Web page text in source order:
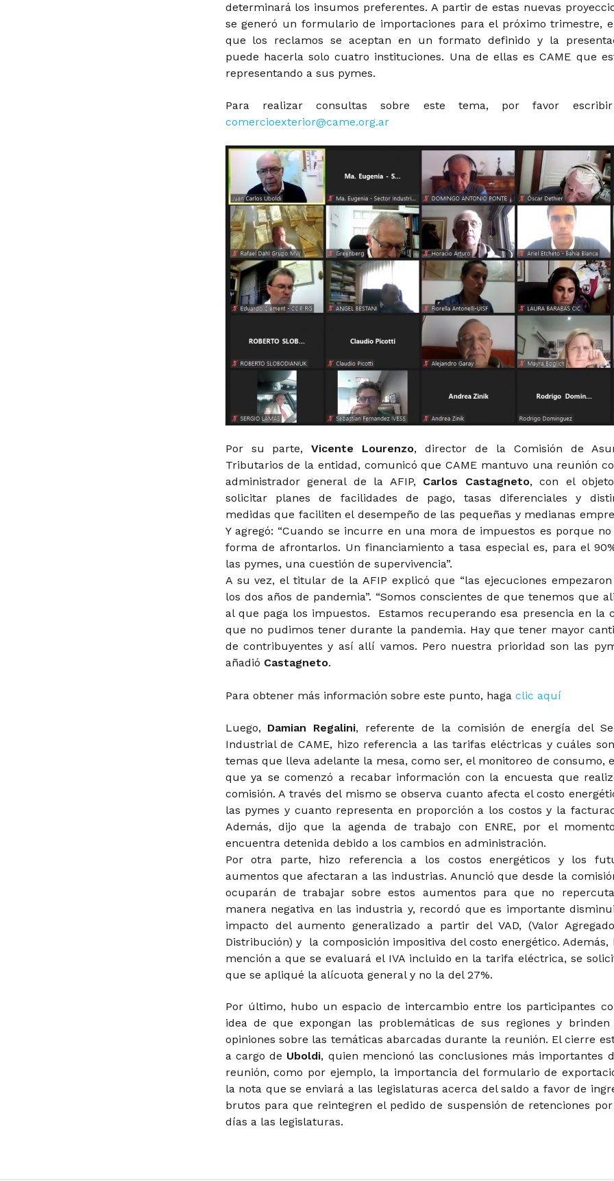
determinará los insumos preferentes. A partir de estas nuevas
se generó un formulario de importaciones para el próximo trimestre,
que los reclamos se aceptan en un formato definido y la
puede hacerla solo cuatro instituciones. Una de ellas es CAME que
representando a sus pymes.
Para realizar consultas sobre este tema, por favor
comercioexterior@came.org.ar
Por su parte,Vicente Lourenzo, director de la Comisión de
Tributarios de la entidad, comunicó que CAME mantuvo una reunión
administrador general de la AFIP, Carlos Castagneto, con el
solicitar planes de facilidades de pago, tasas diferenciales y
medidas que faciliten el desempeño de las pequeñas y medianas
Y agregó: “Cuando se incurre en una mora de impuestos es porque no
forma de afrontarlos. Un financiamiento a tasa especial es, para el
las pymes, una cuestión de supervivencia”.
A su vez, el titular de la AFIP explicó que “las ejecuciones
los dos años de pandemia”. “Somos conscientes de que tenemos que
al que paga los impuestos. Estamos recuperando esa presencia en la
que no pudimos tener durante la pandemia. Hay que tener mayor
de contribuyentes y así allí vamos. Pero nuestra prioridad son las
añadió Castagneto.
Para obtener más información sobre este punto, haga clic aquí
Luego, Damian Regalini, referente de la comisión de energía del
Industrial de CAME, hizo referencia a las tarifas eléctricas y cuáles
temas que lleva adelante la mesa, como ser, el monitoreo de consumo,
que ya se comenzó a recabar información con la encuesta que
comisión. A través del mismo se observa cuanto afecta el costo
las pymes y cuanto representa en proporción a los costos y la
Además, dijo que la agenda de trabajo con ENRE, por el
encuentra detenida debido a los cambios en administración.
Por otra parte, hizo referencia a los costos energéticos y los
aumentos que afectaran a las industrias. Anunció que desde la
ocuparán de trabajar sobre estos aumentos para que no
manera negativa en las industria y, recordó que es importante
impacto del aumento generalizado a partir del VAD, (Valor
Distribución) y la composición impositiva del costo energético. Además,
mención a que se evaluará el IVA incluido en la tarifa eléctrica, se
que se apliqué la alícuota general y no la del 27%.
Por último, hubo un espacio de intercambio entre los participantes
idea de que expongan las problemáticas de sus regiones y brinden
opiniones sobre las temáticas abarcadas durante la reunión. El cierre
a cargo de Uboldi, quien mencionó las conclusiones más importantes
reunión, como por ejemplo, la importancia del formulario de
la nota que se enviará a las legislaturas acerca del saldo a favor de
brutos para que reintegren el pedido de suspensión de retenciones por
días a las legislaturas.